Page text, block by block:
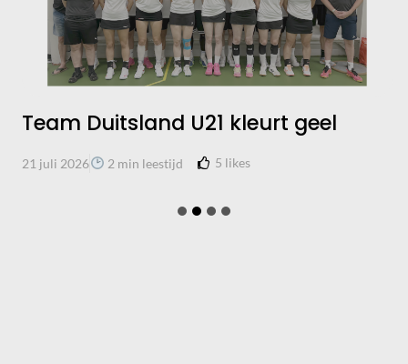
Team Duitsland U21 kleurt geel
21 juli 2026 2 min leestijd 5likes